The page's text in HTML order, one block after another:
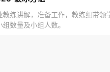
教练讲解，准备工作，教练组带
组数量及小组人数。